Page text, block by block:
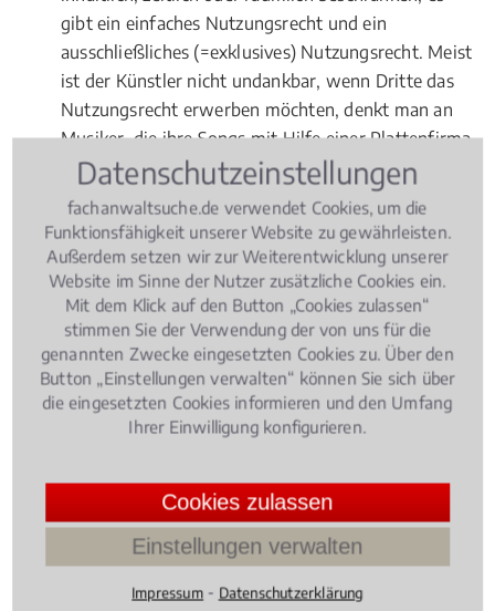
gibt ein einfaches Nutzungsrecht und ein
ausschließliches (=exklusives) Nutzungsrecht. Meist
ist der Künstler nicht undankbar, wenn Dritte das
Nutzungsrecht erwerben möchten, denkt man an
Musiker, die ihre Songs mit Hilfe einer Plattenfirma
zum Hit machen möchten. Damit der Vertrag aber
für beide Seiten profitabel und möglichst fair ist,
dazu sollte ein Fachanwalt fürUrheberrecht
Medienrechtbeauftragt werden.
Fragen zur Online-Vermarktung
Ziehen Sie einen Experten ebenso zu Rate, wenn es
um Probleme bei der Online-Vermarktung von
Werken geht. Grundsätzlich gilt: Wer geschützte
Werke zumDownloadanbietet, begeht eine
Problem unserer (Internet-) Zeit, wogegen
zielgerichtet vorgegangen werden muss.
Presserechtliche Fragenstellungen
Datenschutzeinstellungen
fachanwaltsuche.de verwendet Cookies, um die
Funktionsfähigkeit unserer Website zu gewährleisten.
Außerdem setzen wir zur Weiterentwicklung unserer
Website im Sinne der Nutzer zusätzliche Cookies ein.
Mit dem Klick auf den Button „Cookies zulassen“
stimmen Sie der Verwendung der von uns für die
genannten Zwecke eingesetzten Cookies zu. Über den
Button „Einstellungen verwalten“ können Sie sich über
die eingesetzten Cookies informieren und den Umfang
Ihrer Einwilligung konfigurieren.
Cookies zulassen
Einstellungen verwalten
Impressum ⁃ Datenschutzerklärung